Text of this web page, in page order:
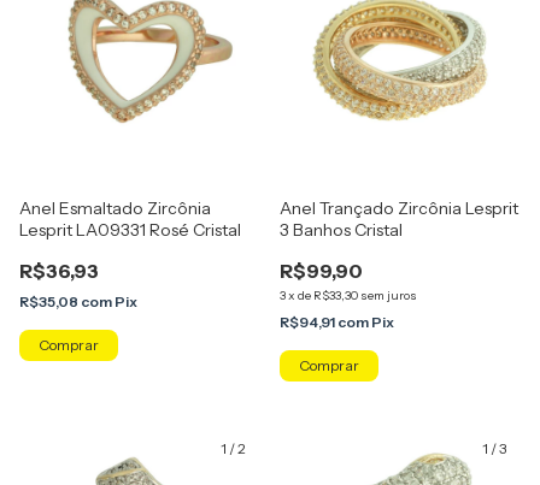
Anel Esmaltado Zircônia
Lesprit LA09331 Rosé Cristal
R$36,93
R$35,08 com Pix
Comprar
Anel Trançado Zircônia Lesprit
3 Banhos Cristal
R$99,90
3x de R$33,30 sem juros
R$94,91 com Pix
Comprar
1 /2 1 /3